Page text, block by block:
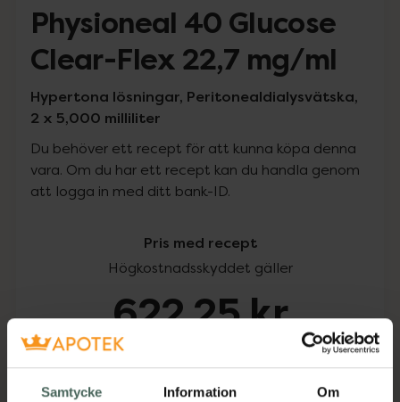
Samtycke Information Om
Physioneal 40 Glucose
Clear-Flex 22,7 mg/ml
Hypertona lösningar, Peritonealdialysvätska,
2 x 5,000 milliliter
Du behöver ett recept för att kunna köpa denna
vara. Om du har ett recept kan du handla genom
att logga in med ditt bank-ID.
Pris med recept
Högkostnadsskyddet gäller
622,25 kr
Köp via ditt recept